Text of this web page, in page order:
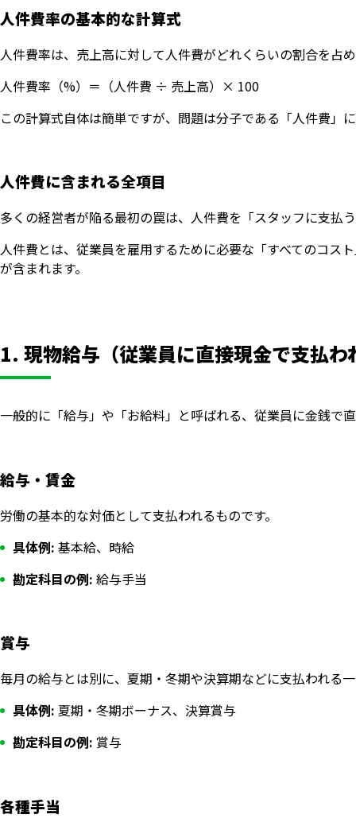
人件費率の基本的な計算式
人件費率は、売上高に対して人件費がどれくらいの割合を占
人件費率（%）＝（人件費 ÷ 売上高）× 100
この計算式自体は簡単ですが、問題は分子である「人件費」
人件費に含まれる全項目
多くの経営者が陥る最初の罠は、人件費を「スタッフに支払
人件費とは、従業員を雇用するために必要な「すべてのコス
が含まれます。
1. 現物給与（従業員に直接現金で支払わ
一般的に「給与」や「お給料」と呼ばれる、従業員に金銭で
給与・賃金
労働の基本的な対価として支払われるものです。
具体例: 基本給、時給
勘定科目の例: 給与手当
賞与
毎月の給与とは別に、夏期・冬期や決算期などに支払われる
具体例: 夏期・冬期ボーナス、決算賞与
勘定科目の例: 賞与
各種手当